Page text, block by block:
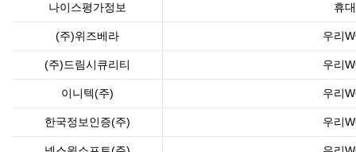
나이스평가정보 휴
(주)위즈베라 우리
(주)드림시큐리티 우리
이니텍(주) 우리
한국정보인증(주) 우리